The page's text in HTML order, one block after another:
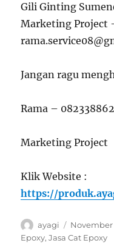
Gili Ginting
Marketing Project
Jangan ragu
Rama –
Marketing Project
Klik Website :
https://
Author
ayagi
Posted
on
November
Epoxy,Jasa Cat Epoxy